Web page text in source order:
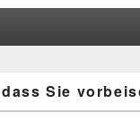
Sie